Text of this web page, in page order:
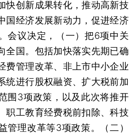
快创新成果转化，推动高新技
国经济发展新动力，促进经济
会议决定，（一）把6项中关
全国。包括加快落实先期已确
费管理改革、非上市中小企业
统进行股权融资、扩大税前加
围3项政策，以及此次将推开
职工教育经费税前扣除、科技
管理改革等3项政策。（二）